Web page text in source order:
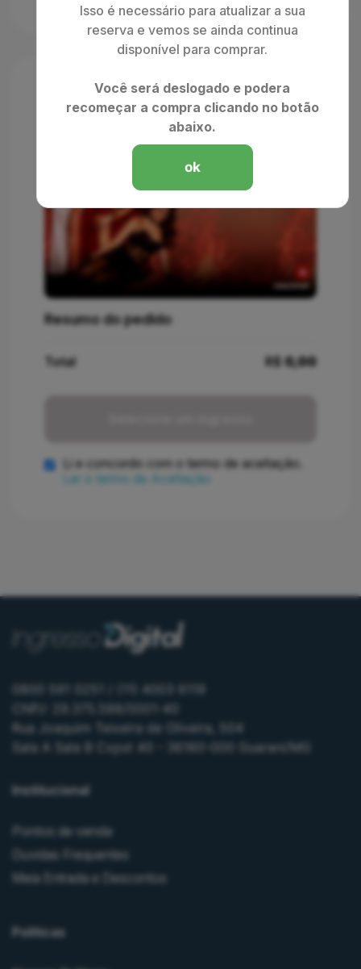
Isso é necessário para atualizar a sua
reserva e vemos se ainda continua
disponível para comprar.
Você será deslogado e podera
recomeçar a compra clicando no botão
abaixo.
ok
Resumo do pedido
Total R$ 0,00
Li e concordo com o termo de aceitação.
Ler o termo de Aceitação
0800 591 0251 / (11) 4003 6119
CNPJ: 29.375.588/0001-40
Rua Joaquim Teixeira de Oliveira, 504
Sala A Sala B Cxpst 40 - 36160-000 Guarani/MG
Institucional
Pontos de venda
Duvidas Frequentes
Meia Entrada e Descontos
Políticas